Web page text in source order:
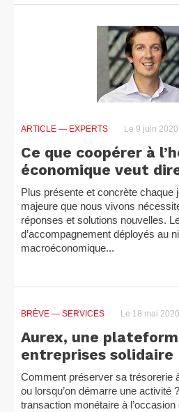
ARTICLE — EXPERTS Le 9 juin 2020
Ce que coopérer à
économique veut
Plus présente et concrète chaque
majeure que nous vivons
réponses et solutions nouvelles.
d’accompagnement déployés au
macroéconomique...
BRÈVE — SERVICES Le 18 mai 2020
Aurex, une
entreprises solidaire
Comment préserver sa trésorerie
ou lorsqu’on démarre une activité
transaction monétaire à l’occasion